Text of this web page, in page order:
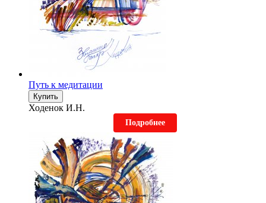
Путь к медитации
Купить
Ходенок И.Н.
Подробнее